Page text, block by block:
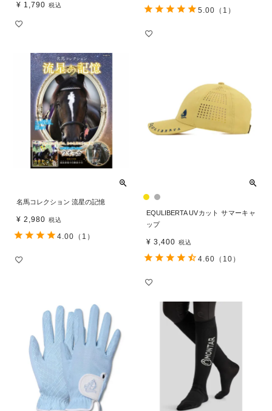
¥ 1,790 税込
5.00 （1）
名馬コレクション 流星の記憶
¥ 2,980 税込
4.00 （1）
EQULIBERTA UVカット サマーキャ
ップ
¥ 3,400 税込
4.60 （10）